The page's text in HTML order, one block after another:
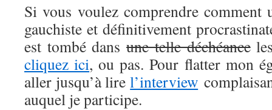
Si vous voulez comprendre comment
gauchiste et définitivement
est tombé dansune telle déchéance
cliquez ici, ou pas. Pour flatter mon
aller jusqu’à lirel’interview
auquel je participe.